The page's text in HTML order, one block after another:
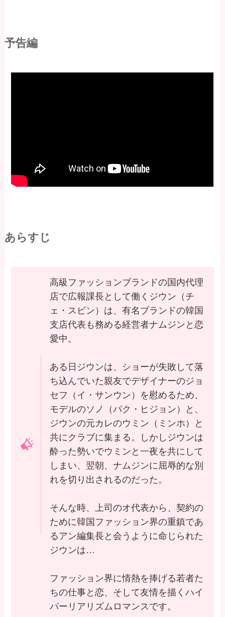
予告編
あらすじ
高級ファッションブランドの国内代理
店で広報課長として働くジウン（チ
ェ・スビン）は、有名ブランドの韓国
支店代表も務める経営者ナムジンと恋
愛中。
ある日ジウンは、ショーが失敗して落
ち込んでいた親友でデザイナーのジョ
セフ（イ・サンウン）を慰めるため、
モデルのソノ（パク・ヒジョン）と、
ジウンの元カレのウミン（ミンホ）と
共にクラブに集まる。しかしジウンは
酔った勢いでウミンと一夜を共にして
しまい、翌朝、ナムジンに屈辱的な別
れを切り出されるのだった。
そんな時、上司のオ代表から、契約の
ために韓国ファッション界の重鎮であ
るアン編集長と会うように命じられた
ジウンは…
ファッション界に情熱を捧げる若者た
ちの仕事と恋、そして友情を描くハイ
パーリアリズムロマンスです。